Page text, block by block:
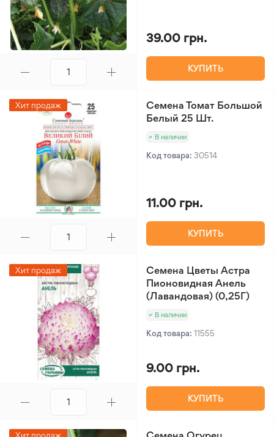
39.00 грн.
КУПИТЬ
Хит продаж
Семена Томат Большой
Белый 25 Шт.
В наличии
Код товара: 30514
11.00 грн.
КУПИТЬ
Хит продаж
Семена Цветы Астра
Пионовидная Анель
(Лавандовая) (0,25Г)
В наличии
Код товара: 11555
9.00 грн.
КУПИТЬ